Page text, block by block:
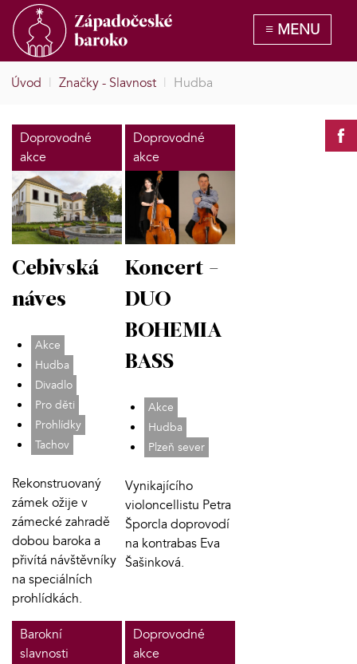
Úvod | Značky - Slavnost | Hudba
Doprovodné
akce
Cebivská
náves
Akce
Hudba
Divadlo
Pro děti
Prohlídky
Tachov
Rekonstruovaný
zámek ožije v
zámecké zahradě
dobou baroka a
přivítá návštěvníky
na speciálních
prohlídkách.
Doprovodné
akce
Koncert -
DUO
BOHEMIA
BASS
Akce
Hudba
Plzeň sever
Vynikajícího
violoncellistu Petra
Šporcla doprovodí
na kontrabas Eva
Šašinková.
Barokní
slavnosti
Doprovodné
akce